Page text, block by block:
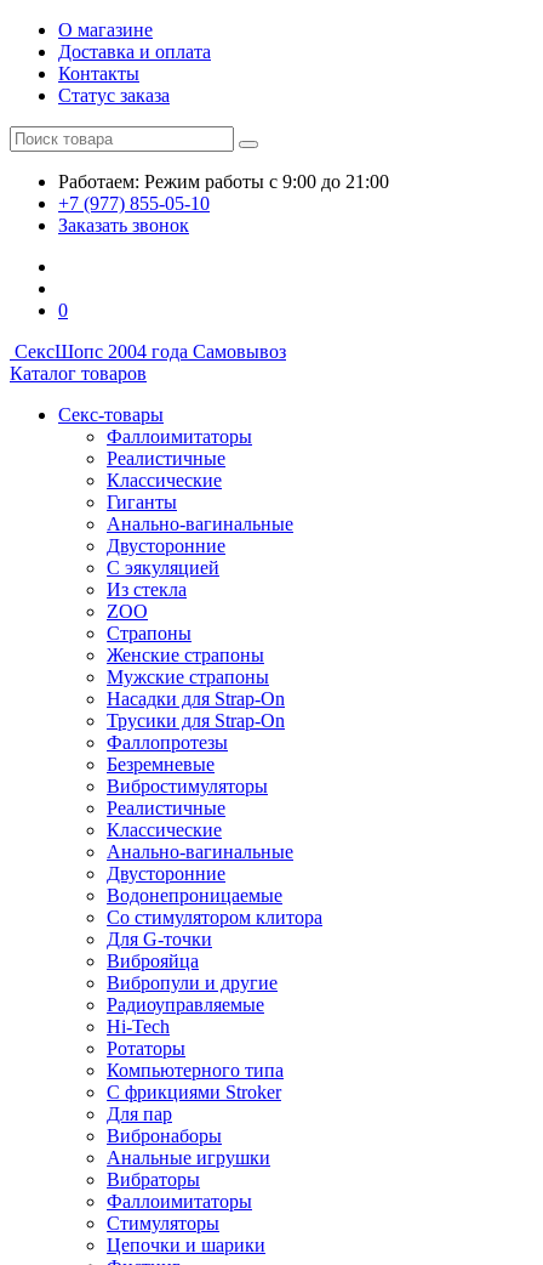
О магазине
Доставка и оплата
Контакты
Статус заказа
Работаем: Режим работы с 9:00 до 21:00
+7 (977) 855-05-10
Заказать звонок
0
СексШопс 2004 года Самовывоз
Каталог товаров
Секс-товары
Фаллоимитаторы
Реалистичные
Классические
Гиганты
Анально-вагинальные
Двусторонние
С эякуляцией
Из стекла
ZOO
Страпоны
Женские страпоны
Мужские страпоны
Насадки для Strap-On
Трусики для Strap-On
Фаллопротезы
Безремневые
Вибростимуляторы
Реалистичные
Классические
Анально-вагинальные
Двусторонние
Водонепроницаемые
Со стимулятором клитора
Для G-точки
Виброяйца
Вибропули и другие
Радиоуправляемые
Hi-Tech
Ротаторы
Компьютерного типа
С фрикциями Stroker
Для пар
Вибронаборы
Анальные игрушки
Вибраторы
Фаллоимитаторы
Стимуляторы
Цепочки и шарики